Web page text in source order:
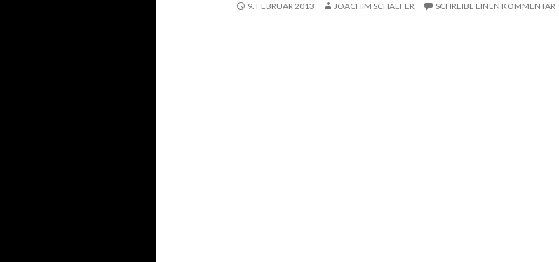
9. FEBRUAR 2013 JOACHIM SCHAEFER SCHREIBE EINEN KOMMENTAR